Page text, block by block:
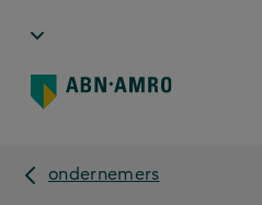
ondernemers